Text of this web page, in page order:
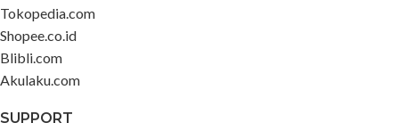
Tokopedia.com
Shopee.co.id
Blibli.com
Akulaku.com
SUPPORT